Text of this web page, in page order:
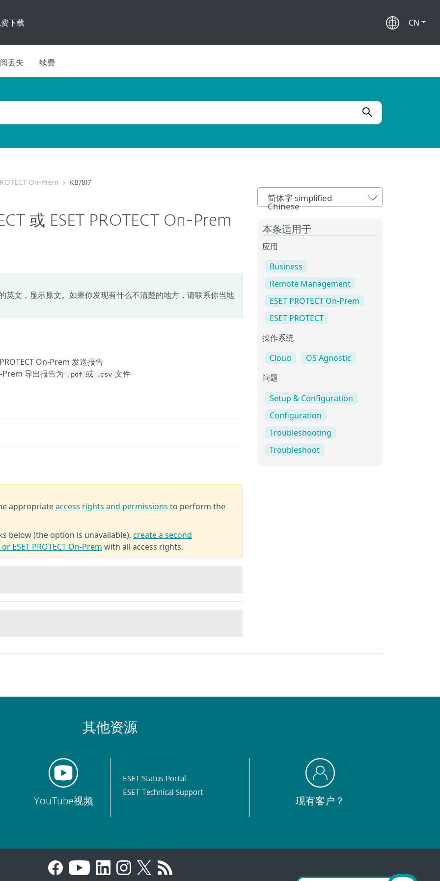
下载 CN
丢失 续费
On-Prem KB7817
或 ESET PROTECT On-Prem
英文，显示原文。如果你发现有什么不清楚的地方，请联系你当地
On-Prem 发送报告
Prem 导出报告为
.pdf 或 .csv 文件
appropriateaccess rights and permissions to perform the
below (the option is unavailable), create a second
ESET PROTECT On-Prem with all access rights.
简体字 simplified
Chinese
本条适用于
应用
Business
Remote Management
ESET PROTECT On-Prem
ESET PROTECT
操作系统
Cloud OS Agnostic
问题
Setup & Configuration
Configuration
Troubleshooting
Troubleshoot
其他资源
YouTube视频
ESET Status Portal
ESET Technical Support
现有客户？